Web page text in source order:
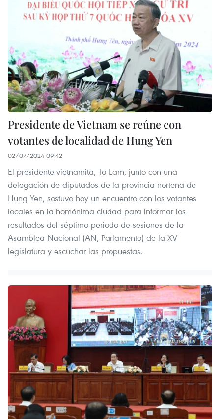
Presidente de Vietnam se reúne con
votantes de localidad de Hung Yen
02/07/2024 09:42
El presidente vietnamita, To Lam, junto con una
delegación de diputados de la provincia norteña de
Hung Yen, sostuvo hoy un encuentro con los votantes
locales en la homónima ciudad para informar los
resultados del séptimo periodo de sesiones de la
Asamblea Nacional (AN, Parlamento) de la XV
legislatura y escuchar las propuestas.